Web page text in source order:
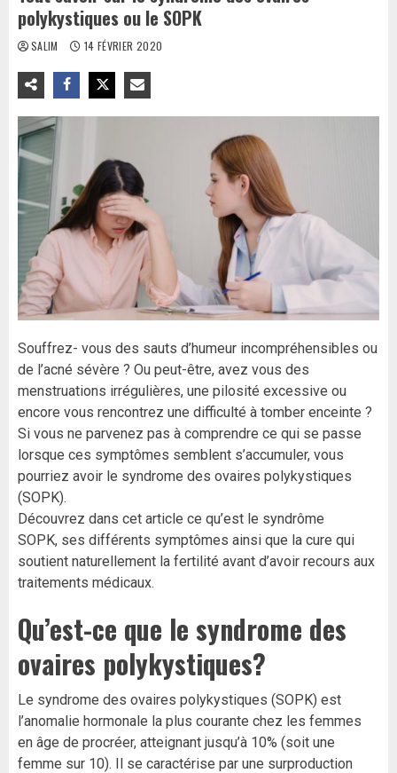
polykystiques ou le SOPK
SALIM 14 FÉVRIER 2020
Souffrez- vous des sauts d’humeur incompréhensibles ou
de l’acné sévère ? Ou peut-être, avez vous des
menstruations irrégulières, une pilosité excessive ou
encore vous rencontrez une difficulté à tomber enceinte ?
Si vous ne parvenez pas à comprendre ce qui se passe
lorsque ces symptômes semblent s’accumuler, vous
pourriez avoir le syndrome des ovaires polykystiques
(SOPK).
Découvrez dans cet article ce qu’est le syndrôme
SOPK, ses différents symptômes ainsi que la cure qui
soutient naturellement la fertilité avant d’avoir recours aux
traitements médicaux.
Qu’est-ce que le syndrome des
ovaires polykystiques?
Le syndrome des ovaires polykystiques (SOPK) est
l’anomalie hormonale la plus courante chez les femmes
en âge de procréer, atteignant jusqu’à 10% (soit une
femme sur 10). Il se caractérise par une surproduction